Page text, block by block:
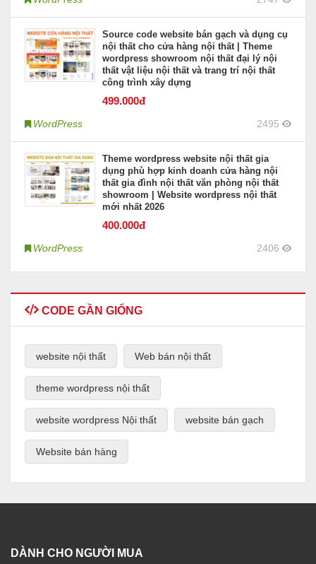
Source code website bán gạch và dụng cụ
nội thất cho cửa hàng nội thất | Theme
wordpress showroom nội thất đại lý nội
thất vật liệu nội thất và trang trí nội thất
công trình xây dựng
499.000đ
WordPress 2495
Theme wordpress website nội thất gia
dụng phù hợp kinh doanh cửa hàng nội
thất gia đình nội thất văn phòng nội thất
showroom | Website wordpress nội thất
mới nhất 2026
400.000đ
WordPress 2406
CODE GẦN GIỐNG
website nội thất Web bán nội thất
theme wordpress nội thất
website wordpress Nội thất website bán gạch
Website bán hàng
DÀNH CHO NGƯỜI MUA